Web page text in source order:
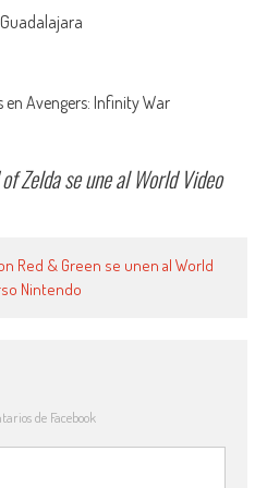
en Avengers: Infinity War
Zelda se une al World Video
Red & Green se unen al World
Nintendo
de Facebook